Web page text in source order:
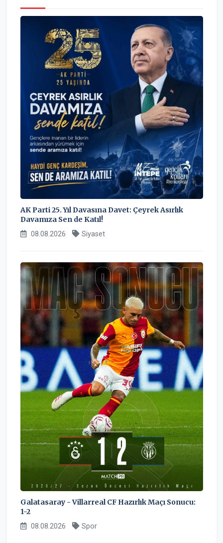
AK Parti 25. Yıl Davasına Davet: Çeyrek Asırlık
Davamıza Sen de Katıl!
08.08.2026 Siyaset
Galatasaray - Villarreal CF Hazırlık Maçı Sonucu:
1-2
08.08.2026 Spor